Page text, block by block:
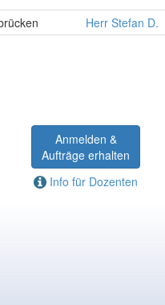
Herr Stefan D.
Anmelden &
Aufträge erhalten
Info für Dozenten